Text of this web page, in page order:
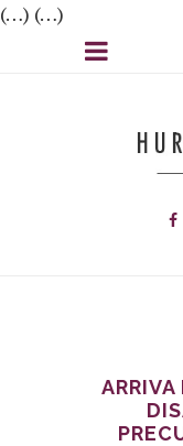
(…) (…)
ARRIVA